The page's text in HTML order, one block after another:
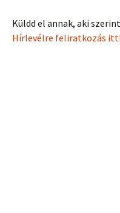
Küldd el annak, aki
Hírlevélre feliratkozás itt!